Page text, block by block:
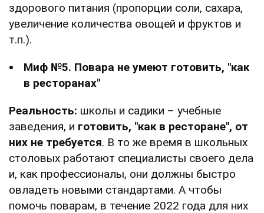
здорового питания (пропорции соли, сахара,
увеличение количества овощей и фруктов и
т.п.).
Миф №5. Повара не умеют готовить, "как
в ресторанах"
Реальность: школы и садики – учебные
заведения, и готовить, "как в ресторане", от
них не требуется. В то же время в школьных
столовых работают специалисты своего дела
и, как профессионалы, они должны быстро
овладеть новыми стандартами. А чтобы
помочь поварам, в течение 2022 года для них